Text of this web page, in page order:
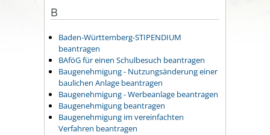
B
Baden-Württemberg-STIPENDIUM
beantragen
BAföG für einen Schulbesuch beantragen
Baugenehmigung - Nutzungsänderung einer
baulichen Anlage beantragen
Baugenehmigung - Werbeanlage beantragen
Baugenehmigung beantragen
Baugenehmigung im vereinfachten
Verfahren beantragen